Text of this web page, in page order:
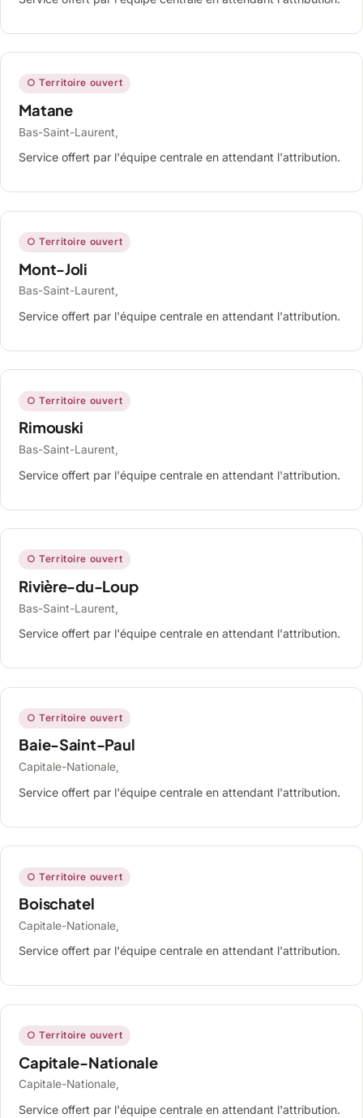
○ Territoire ouvert
Matane
Bas-Saint-Laurent,
Service offert par l'équipe centrale en attendant l'attribution.
○ Territoire ouvert
Mont-Joli
Bas-Saint-Laurent,
Service offert par l'équipe centrale en attendant l'attribution.
○ Territoire ouvert
Rimouski
Bas-Saint-Laurent,
Service offert par l'équipe centrale en attendant l'attribution.
○ Territoire ouvert
Rivière-du-Loup
Bas-Saint-Laurent,
Service offert par l'équipe centrale en attendant l'attribution.
○ Territoire ouvert
Baie-Saint-Paul
Capitale-Nationale,
Service offert par l'équipe centrale en attendant l'attribution.
○ Territoire ouvert
Boischatel
Capitale-Nationale,
Service offert par l'équipe centrale en attendant l'attribution.
○ Territoire ouvert
Capitale-Nationale
Capitale-Nationale,
Service offert par l'équipe centrale en attendant l'attribution.